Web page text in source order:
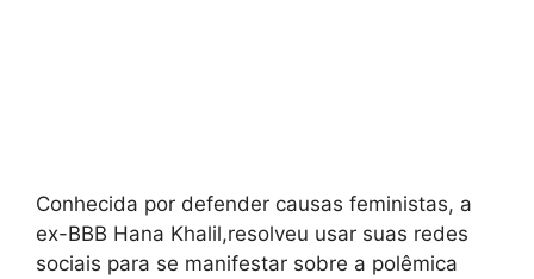
Conhecida por defender causas feministas, a
ex-BBB Hana Khalil,resolveu usar suas redes
sociais para se manifestar sobre a polêmica